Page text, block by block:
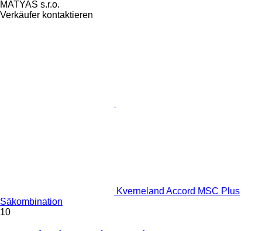
MATYAS s.r.o.
Verkäufer kontaktieren
Kverneland Accord MSC Plus
Säkombination
10